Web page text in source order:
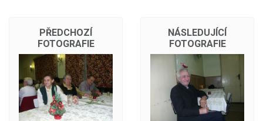
PŘEDCHOZÍ
FOTOGRAFIE
NÁSLEDUJÍCÍ
FOTOGRAFIE